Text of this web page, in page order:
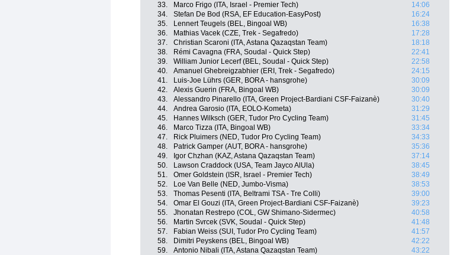
33.
Marco Frigo (ITA, Israel - Premier Tech)
14:06
34.
Stefan De Bod (RSA, EF Education-EasyPost)
16:24
35.
Lennert Teugels (BEL, Bingoal WB)
16:38
36.
Mathias Vacek (CZE, Trek - Segafredo)
17:28
37.
Christian Scaroni (ITA, Astana Qazaqstan Team)
18:18
38.
Rémi Cavagna (FRA, Soudal - Quick Step)
22:41
39.
William Junior Lecerf (BEL, Soudal - Quick Step)
22:58
40.
Amanuel Ghebreigzabhier (ERI, Trek - Segafredo)
24:15
41.
Luis-Joe Lührs (GER, BORA - hansgrohe)
30:09
42.
Alexis Guerin (FRA, Bingoal WB)
30:09
43.
Alessandro Pinarello (ITA, Green Project-Bardiani CSF-Faizanè)
30:40
44.
Andrea Garosio (ITA, EOLO-Kometa)
31:29
45.
Hannes Wilksch (GER, Tudor Pro Cycling Team)
31:45
46.
Marco Tizza (ITA, Bingoal WB)
33:34
47.
Rick Pluimers (NED, Tudor Pro Cycling Team)
34:33
48.
Patrick Gamper (AUT, BORA - hansgrohe)
35:36
49.
Igor Chzhan (KAZ, Astana Qazaqstan Team)
37:14
50.
Lawson Craddock (USA, Team Jayco AlUla)
38:45
51.
Omer Goldstein (ISR, Israel - Premier Tech)
38:49
52.
Loe Van Belle (NED, Jumbo-Visma)
38:53
53.
Thomas Pesenti (ITA, Beltrami TSA - Tre Colli)
39:00
54.
Omar El Gouzi (ITA, Green Project-Bardiani CSF-Faizanè)
39:23
55.
Jhonatan Restrepo (COL, GW Shimano-Sidermec)
40:58
56.
Martin Svrcek (SVK, Soudal - Quick Step)
41:48
57.
Fabian Weiss (SUI, Tudor Pro Cycling Team)
41:57
58.
Dimitri Peyskens (BEL, Bingoal WB)
42:22
59.
Antonio Nibali (ITA, Astana Qazaqstan Team)
43:22